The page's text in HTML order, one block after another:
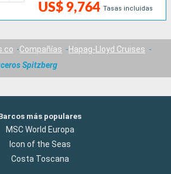
US$ 9,764 Tasas incluidas
Compañías
Hapag-Lloyd Cruises
Spitzberg
más populares
MSC World Europa
Icon of the Seas
Costa Toscana